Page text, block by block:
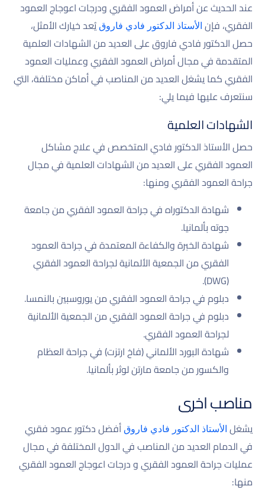
عند الحديث عن أمراض العمود الفقري ودرجات اعوجاج العمود
الفقري، فإن الأستاذ الدكتور فادي فاروق يُعد خيارك الأمثل،
حصل الدكتور فادي فاروق على العديد من الشهادات العلمية
المتقدمة في مجال أمراض العمود الفقري وعمليات العمود
الفقري كما يشغل العديد من المناصب في أماكن مختلفة، التي
سنتعرف عليها فيما يلي:
الشهادات العلمية
حصل الأستاذ الدكتور فادي المتخصص في علاج مشاكل
العمود الفقري على العديد من الشهادات العلمية في مجال
جراحة العمود الفقري ومنها:
شهادة الدكتوراه في جراحة العمود الفقري من جامعة
جوته بألمانيا.
شهادة الخبرة والكفاءة المعتمدة في جراحة العمود
الفقري من الجمعية الألمانية لجراحة العمود الفقري
(DWG).
دبلوم في جراحة العمود الفقري من يوروسبين بالنمسا.
دبلوم في جراحة العمود الفقري من الجمعية الألمانية
لجراحة العمود الفقري.
شهادة البورد الألماني (فاخ ارتزت) في جراحة العظام
والكسور من جامعة مارتن لوثر بألمانيا.
مناصب اخرى
يشغل الأستاذ الدكتور فادي فاروق أفضل دكتور عمود فقري
في الدمام العديد من المناصب في الدول المختلفة في مجال
عمليات جراحة العمود الفقري و درجات اعوجاج العمود الفقري
منها: